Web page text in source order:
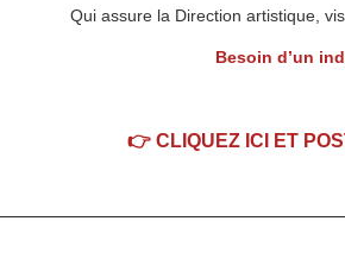
Qui assure la Direction artistique,
Besoin d’un
👉 CLIQUEZ ICI ET